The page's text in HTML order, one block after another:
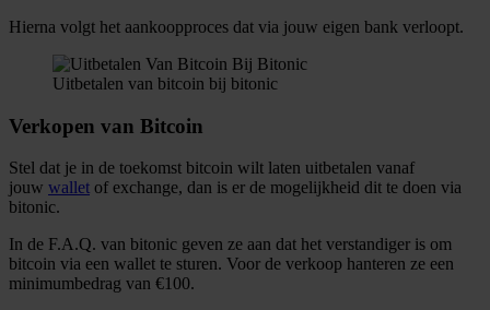
Hierna volgt het aankoopproces dat via jouw eigen bank verloopt.
Uitbetalen van bitcoin bij bitonic
Verkopen van Bitcoin
Stel dat je in de toekomst bitcoin wilt laten uitbetalen vanaf
jouw wallet of exchange, dan is er de mogelijkheid dit te doen via
bitonic.
In de F.A.Q. van bitonic geven ze aan dat het verstandiger is om
bitcoin via een wallet te sturen. Voor de verkoop hanteren ze een
minimumbedrag van €100.